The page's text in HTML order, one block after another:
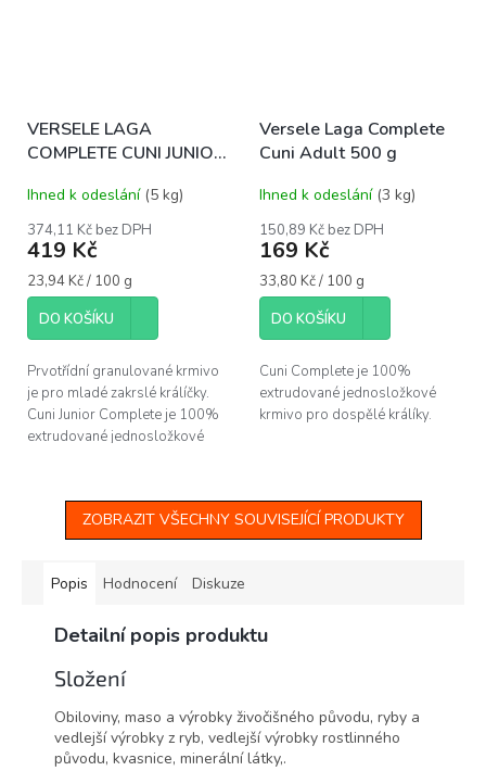
VERSELE LAGA
COMPLETE CUNI JUNIOR
Ihned k odeslání (5 kg)
374,11 Kč bez DPH
419 Kč
Měrná
cena:
23,94 Kč / 100 g
DO KOŠÍKU
Prvotřídní granulované krmivo
je pro mladé zakrslé králíčky.
Cuni Junior Complete je 100%
extrudované jednosložkové
králíky do...
Versele Laga Complete
Cuni Adult 500 g
Ihned k odeslání (3 kg)
150,89 Kč bez DPH
169 Kč
Měrná
cena:
33,80 Kč / 100 g
DO KOŠÍKU
Cuni Complete je 100%
extrudované jednosložkové
krmivo pro dospělé králíky.
ZOBRAZIT VŠECHNY SOUVISEJÍCÍ PRODUKTY
Popis Hodnocení Diskuze
Detailní popis produktu
Složení
Obiloviny, maso a výrobky živočišného původu, ryby a
vedlejší výrobky z ryb, vedlejší výrobky rostlinného
původu, kvasnice, minerální látky,.